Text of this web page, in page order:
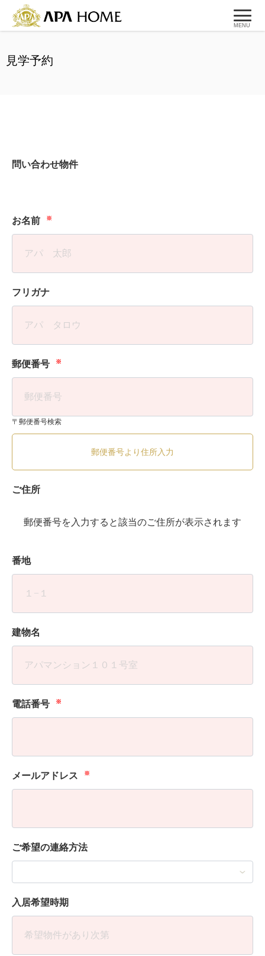
MENU
見学予約
問い合わせ物件
お名前 ※
フリガナ
郵便番号 ※
〒郵便番号検索
郵便番号より住所入力
ご住所
郵便番号を入力すると該当のご住所が表示されます
番地
建物名
電話番号 ※
メールアドレス ※
ご希望の連絡方法
入居希望時期